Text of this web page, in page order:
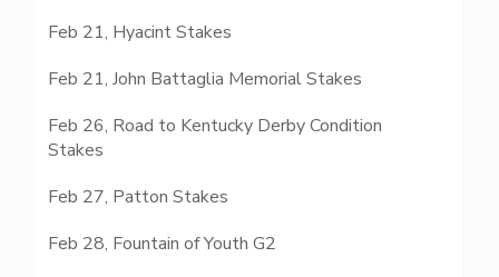
Feb 21, Hyacint Stakes
Feb 21, John Battaglia Memorial Stakes
Feb 26, Road to Kentucky Derby Condition
Stakes
Feb 27, Patton Stakes
Feb 28, Fountain of Youth G2